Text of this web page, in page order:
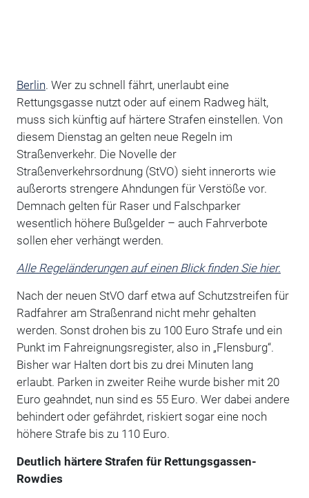
Berlin. Wer zu schnell fährt, unerlaubt eine
Rettungsgasse nutzt oder auf einem Radweg hält,
muss sich künftig auf härtere Strafen einstellen. Von
diesem Dienstag an gelten neue Regeln im
Straßenverkehr. Die Novelle der
Straßenverkehrsordnung (StVO) sieht innerorts wie
außerorts strengere Ahndungen für Verstöße vor.
Demnach gelten für Raser und Falschparker
wesentlich höhere Bußgelder – auch Fahrverbote
sollen eher verhängt werden.
Alle Regeländerungen auf einen Blick finden Sie hier.
Nach der neuen StVO darf etwa auf Schutzstreifen für
Radfahrer am Straßenrand nicht mehr gehalten
werden. Sonst drohen bis zu 100 Euro Strafe und ein
Punkt im Fahreignungsregister, also in „Flensburg“.
Bisher war Halten dort bis zu drei Minuten lang
erlaubt. Parken in zweiter Reihe wurde bisher mit 20
Euro geahndet, nun sind es 55 Euro. Wer dabei andere
behindert oder gefährdet, riskiert sogar eine noch
höhere Strafe bis zu 110 Euro.
Deutlich härtere Strafen für Rettungsgassen-
Rowdies